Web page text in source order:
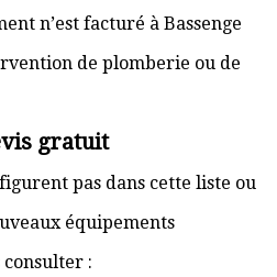
n’est facturé à Bassenge
de plomberie ou de
gratuit
pas dans cette liste ou
équipements
: